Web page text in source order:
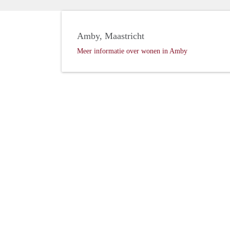
Amby, Maastricht
Meer informatie over wonen in Amby